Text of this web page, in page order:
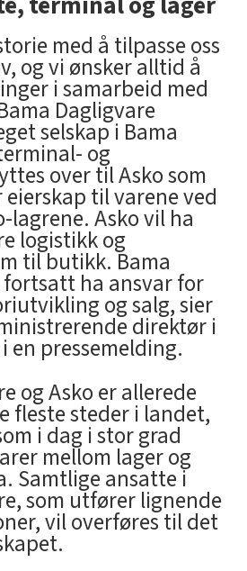
med å tilpasse oss
og vi ønsker alltid å
i samarbeid med
Dagligvare
selskap i Bama
og
over til Asko som
til varene ved
lagrene. Asko vil ha
logistikk og
til butikk. Bama
fortsatt ha ansvar for
og salg, sier
direktør i
en pressemelding.
og Asko er allerede
fleste steder i landet,
i dag i stor grad
mellom lager og
Samtlige ansatte i
som utfører lignende
vil overføres til det